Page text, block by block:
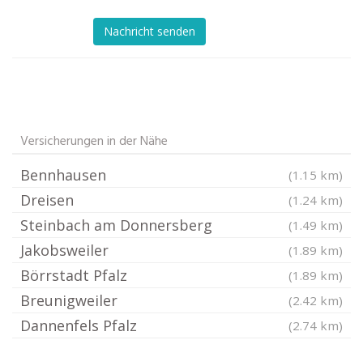
Nachricht senden
Versicherungen in der Nähe
Bennhausen (1.15 km)
Dreisen (1.24 km)
Steinbach am Donnersberg (1.49 km)
Jakobsweiler (1.89 km)
Börrstadt Pfalz (1.89 km)
Breunigweiler (2.42 km)
Dannenfels Pfalz (2.74 km)